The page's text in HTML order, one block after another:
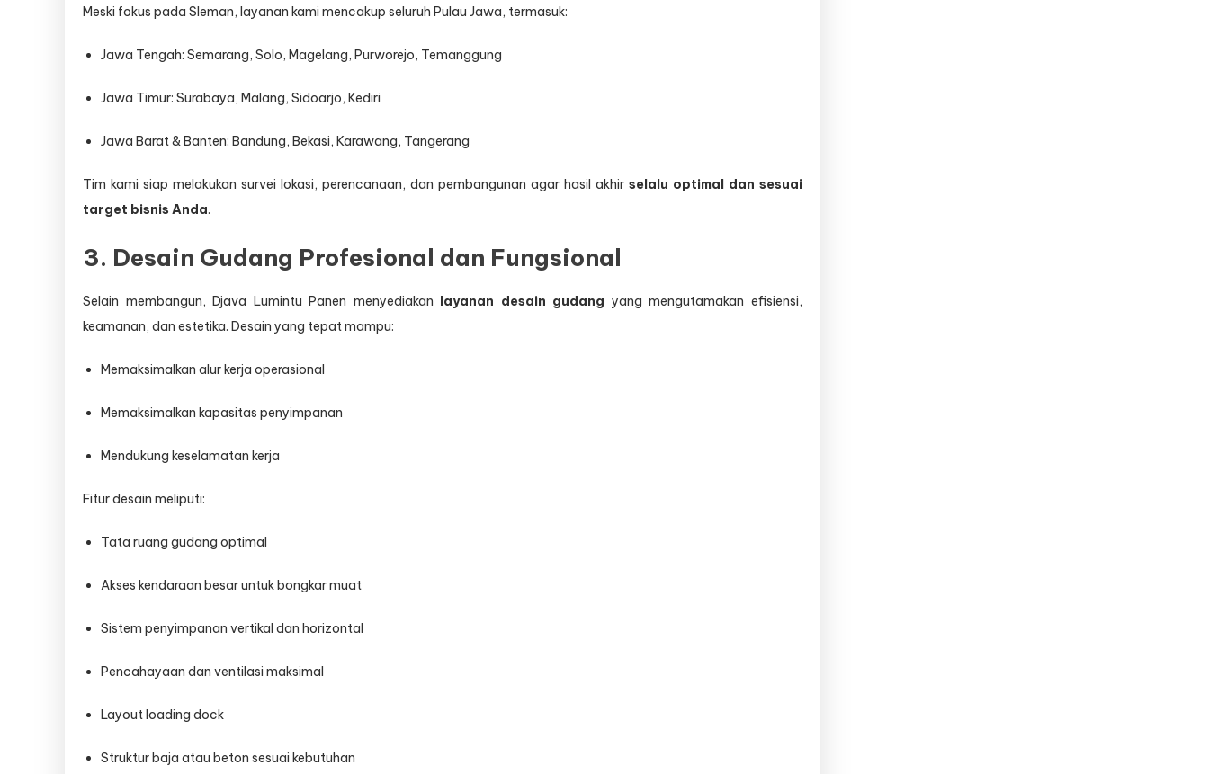
Meski fokus pada Sleman, layanan kami mencakup seluruh Pulau Jawa, termasuk:
Jawa Tengah: Semarang, Solo, Magelang, Purworejo, Temanggung
Jawa Timur: Surabaya, Malang, Sidoarjo, Kediri
Jawa Barat & Banten: Bandung, Bekasi, Karawang, Tangerang
Tim kami siap melakukan survei lokasi, perencanaan, dan pembangunan agar hasil akhir selalu optimal dan sesuai
target bisnis Anda.
3. Desain Gudang Profesional dan Fungsional
Selain membangun, Djava Lumintu Panen menyediakan layanan desain gudang yang mengutamakan efisiensi,
keamanan, dan estetika. Desain yang tepat mampu:
Memaksimalkan alur kerja operasional
Memaksimalkan kapasitas penyimpanan
Mendukung keselamatan kerja
Fitur desain meliputi:
Tata ruang gudang optimal
Akses kendaraan besar untuk bongkar muat
Sistem penyimpanan vertikal dan horizontal
Pencahayaan dan ventilasi maksimal
Layout loading dock
Struktur baja atau beton sesuai kebutuhan